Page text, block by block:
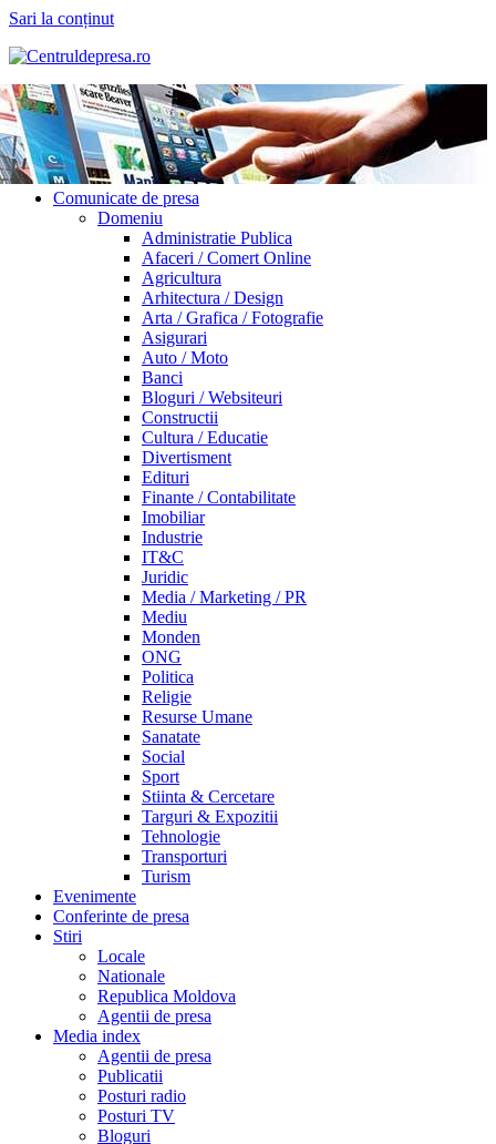
Sari la conținut
Comunicate de presa
Domeniu
Administratie Publica
Afaceri / Comert Online
Agricultura
Arhitectura / Design
Arta / Grafica / Fotografie
Asigurari
Auto / Moto
Banci
Bloguri / Websiteuri
Constructii
Cultura / Educatie
Divertisment
Edituri
Finante / Contabilitate
Imobiliar
Industrie
IT&C
Juridic
Media / Marketing / PR
Mediu
Monden
ONG
Politica
Religie
Resurse Umane
Sanatate
Social
Sport
Stiinta & Cercetare
Targuri & Expozitii
Tehnologie
Transporturi
Turism
Evenimente
Conferinte de presa
Stiri
Locale
Nationale
Republica Moldova
Agentii de presa
Media index
Agentii de presa
Publicatii
Posturi radio
Posturi TV
Bloguri